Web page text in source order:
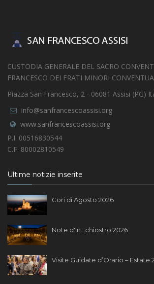
CUSTODIA GENERALE DEL SACRO
FRANCESCO DEI FRATI MINORI
Piazza San Francesco, 2 - 06081 Assisi (PG)
info@sanfrancescoassisi.org
www.sanfrancescoassisi.org
P.I. 00516830544
C.F. 80002810549
Ultime notizie inserite
Cori di Agosto 2026
Note d'In...chiostro 2026
Visite Guidate d’Orario – Estate